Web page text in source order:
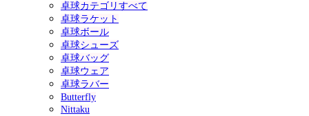
卓球カテゴリすべて
卓球ラケット
卓球ボール
卓球シューズ
卓球バッグ
卓球ウェア
卓球ラバー
Butterfly
Nittaku